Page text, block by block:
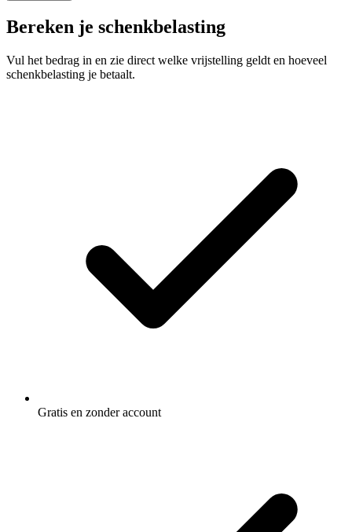
Bereken je schenkbelasting
Vul het bedrag in en zie direct welke vrijstelling geldt en hoeveel
schenkbelasting je betaalt.
Gratis en zonder account